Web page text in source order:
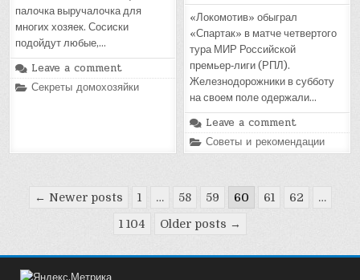
палочка выручалочка для
многих хозяек. Сосиски
подойдут любые,…
Leave a comment
Posted
Секреты домохозяйки
«Локомотив» обыграл
«Спартак» в матче четвертого
тура МИР Российской
премьер‑лиги (РПЛ).
Железнодорожники в субботу
на своем поле одержали…
Leave a comment
Posted
in
Советы и рекомендации
Пагинация
← Newer posts 1 … 58 59 60 61 62 …
1 104 Older posts →